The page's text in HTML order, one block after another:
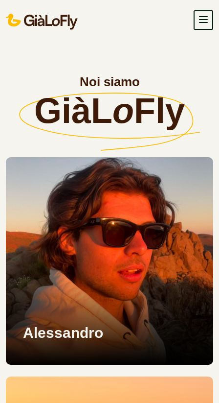
Noi siamo
GiàLoFly
Alessandro